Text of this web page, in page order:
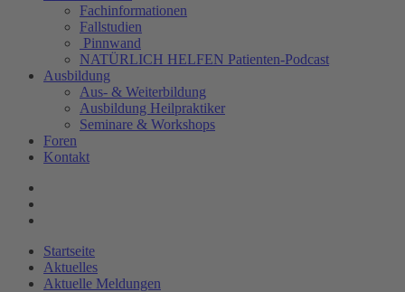
Fachinformationen
Fallstudien
Pinnwand
NATÜRLICH HELFEN Patienten-Podcast
Ausbildung
Aus- & Weiterbildung
Ausbildung Heilpraktiker
Seminare & Workshops
Foren
Kontakt
Startseite
Aktuelles
Aktuelle Meldungen